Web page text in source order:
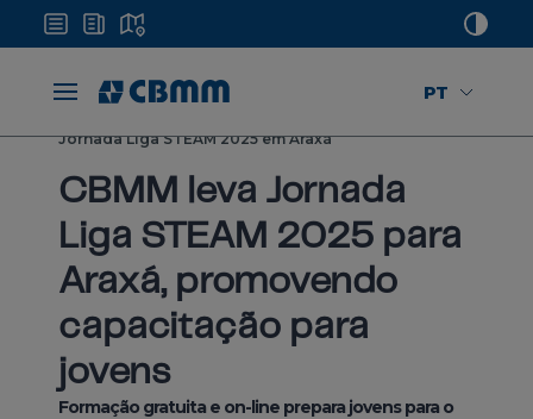
PT
Jornada Liga STEAM 2025 em Araxá
CBMM leva Jornada
Liga STEAM 2025 para
Araxá, promovendo
capacitação para
jovens
Formação gratuita e on-line prepara jovens para o